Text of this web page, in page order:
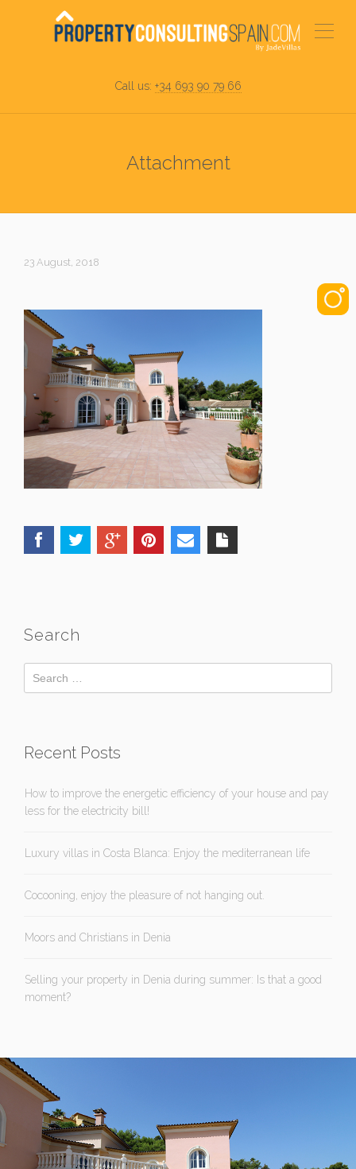
Call us: +34 693 90 79 66
Attachment
23 August, 2018
Search
Recent Posts
How to improve the energetic efficiency of your house and pay
less for the electricity bill!
Luxury villas in Costa Blanca: Enjoy the mediterranean life
Cocooning, enjoy the pleasure of not hanging out.
Moors and Christians in Denia
Selling your property in Denia during summer: Is that a good
moment?